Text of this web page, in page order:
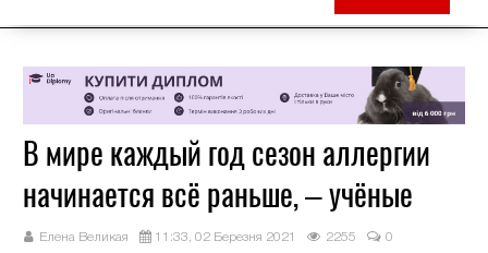
В мире каждый год сезон аллергии
начинается всё раньше, – учёные
Елена Великая 11:33, 02 Березня 2021 2255 0